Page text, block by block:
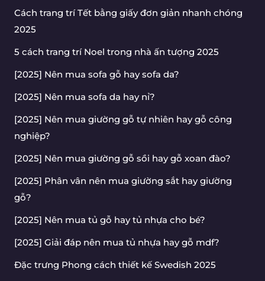
Cách trang trí Tết bằng giấy đơn giản nhanh chóng
2025
5 cách trang trí Noel trong nhà ấn tượng 2025
[2025] Nên mua sofa gỗ hay sofa da?
[2025] Nên mua sofa da hay nỉ?
[2025] Nên mua giường gỗ tự nhiên hay gỗ công
nghiệp?
[2025] Nên mua giường gỗ sồi hay gỗ xoan đào?
[2025] Phân vân nên mua giường sắt hay giường
gỗ?
[2025] Nên mua tủ gỗ hay tủ nhựa cho bé?
[2025] Giải đáp nên mua tủ nhựa hay gỗ mdf?
Đặc trưng Phong cách thiết kế Swedish 2025